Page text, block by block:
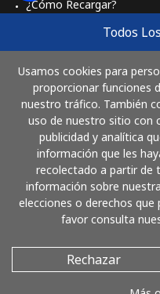
Todos
Usamos cookies para
proporcionar funciones
nuestro tráfico. También
uso de nuestro sitio con
publicidad y analítica
información que les
recolectado a partir de
información sobre
elecciones o derechos
favor consulta
Rechazar
¿Cómo Recargar?
Comprar
Cómo funciona
© 2026